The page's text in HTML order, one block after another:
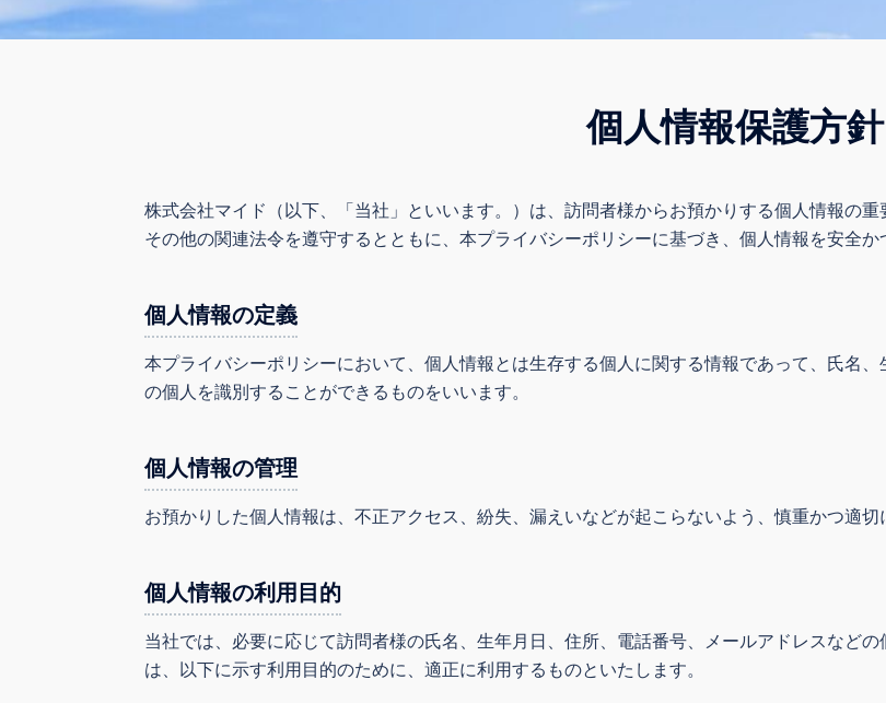
個人情報保護方針
株式会社マイド（以下、「当社」といいます。）は、訪問者様からお預かりする個人情報の
その他の関連法令を遵守するとともに、本プライバシーポリシーに基づき、個人情報を安全か
個人情報の定義
本プライバシーポリシーにおいて、個人情報とは生存する個人に関する情報であって、氏名
の個人を識別することができるものをいいます。
個人情報の管理
お預かりした個人情報は、不正アクセス、紛失、漏えいなどが起こらないよう、慎重かつ適切
個人情報の利用目的
当社では、必要に応じて訪問者様の氏名、生年月日、住所、電話番号、メールアドレスなど
は、以下に示す利用目的のために、適正に利用するものといたします。